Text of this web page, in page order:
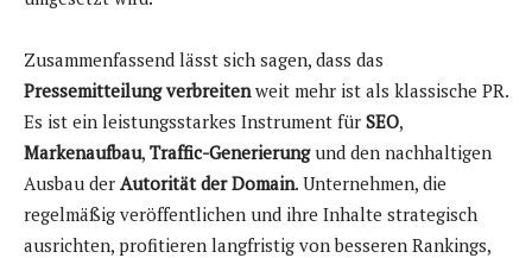
Zusammenfassend lässt sich sagen, dass das
Pressemitteilung verbreiten weit mehr ist als klassische PR.
Es ist ein leistungsstarkes Instrument für SEO,
Markenaufbau, Traffic-Generierungund den nachhaltigen
Ausbau der Autorität der Domain. Unternehmen, die
regelmäßig veröffentlichen und ihre Inhalte strategisch
ausrichten, profitieren langfristig von besseren Rankings,